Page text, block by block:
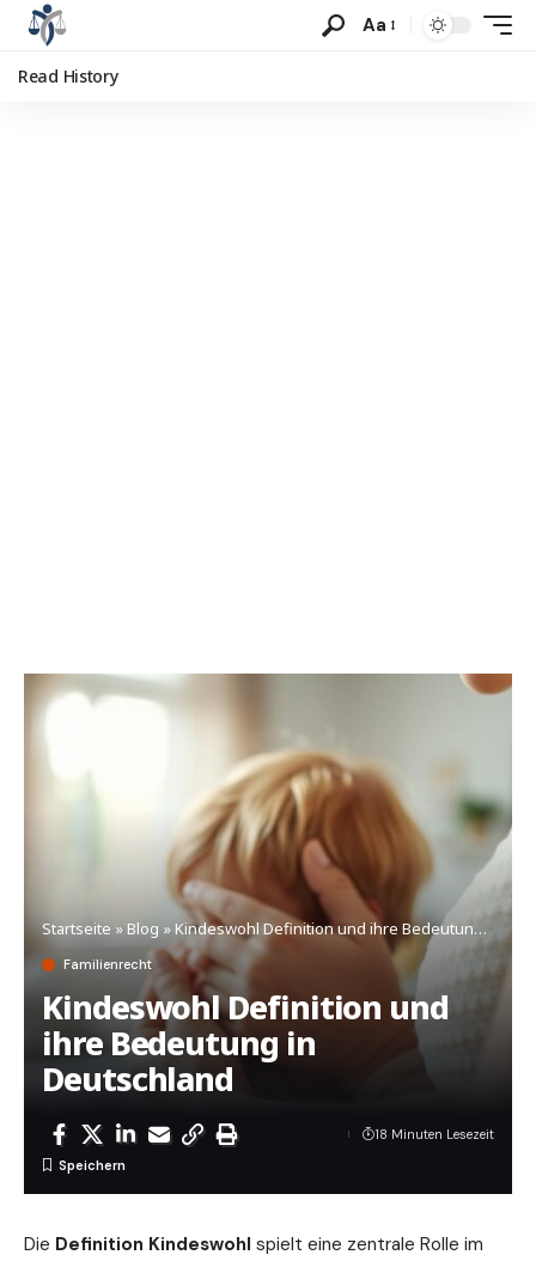
Aa
Read History
Startseite » Blog » Kindeswohl Definition und ihre Bedeutung in Deutschland
Familienrecht
Kindeswohl Definition und
ihre Bedeutung in
Deutschland
18 Minuten Lesezeit
Die Definition Kindeswohl spielt eine zentrale Rolle im